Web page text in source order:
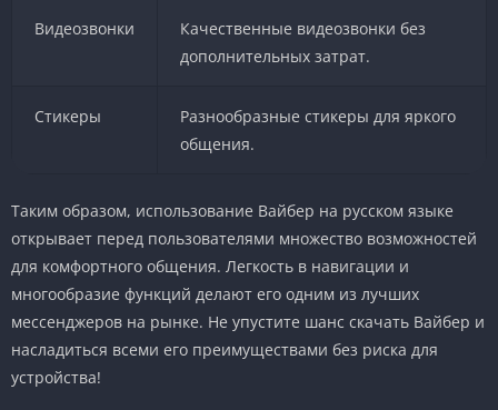
Видеозвонки
Качественные видеозвонки без
дополнительных затрат.
Стикеры
Разнообразные стикеры для яркого
общения.
Таким образом, использование Вайбер на русском языке
открывает перед пользователями множество возможностей
для комфортного общения. Легкость в навигации и
многообразие функций делают его одним из лучших
мессенджеров на рынке. Не упустите шанс скачать Вайбер и
насладиться всеми его преимуществами без риска для
устройства!